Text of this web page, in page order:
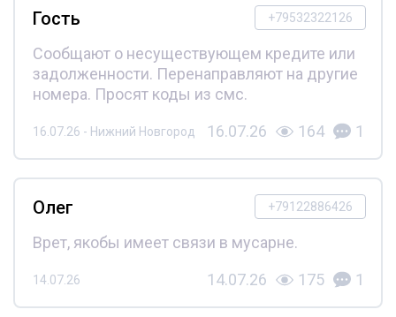
+79532322126
Гость
Сообщают о несуществующем кредите или
задолженности. Перенаправляют на другие
номера. Просят коды из смс.
16.07.26 - Нижний Новгород 16.07.26 164 1
+79122886426
Олег
Врет, якобы имеет связи в мусарне.
14.07.26 14.07.26 175 1